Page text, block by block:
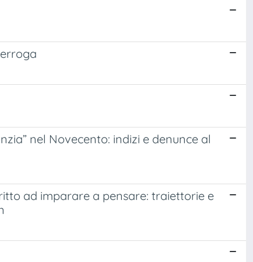
nel Novecento: indizi e denunce al
ad imparare a pensare: traiettorie e